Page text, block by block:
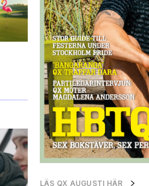
LÄS QX AUGUSTI HÄR